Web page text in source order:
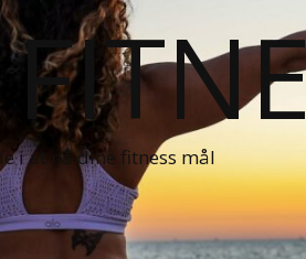
i at nå dine fitness mål